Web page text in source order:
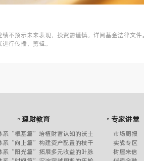
不预示未来表现，投资需谨慎，详阅基金法律文
行传播、剪辑。
理财教育
系“根基篇”培植财富认知的沃土
系“向上篇”构建资产配置的枝干
系“阳光篇”拓展多元收益的叶脉
专家讲堂
市场周报
实战专区
树屋来信